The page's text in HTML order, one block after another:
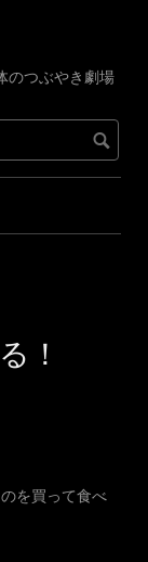
のつぶやき劇場
！
を買って食べ